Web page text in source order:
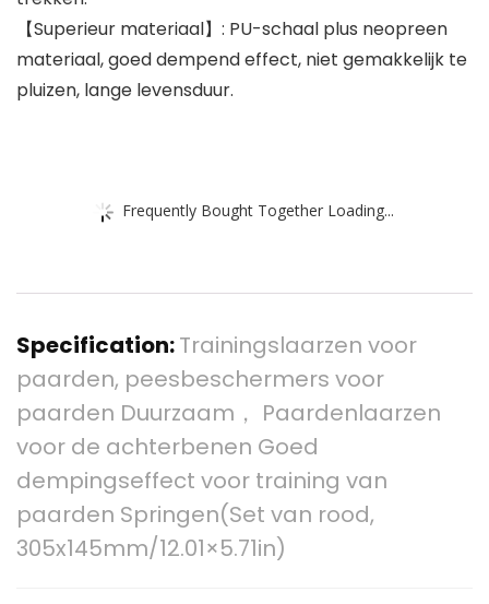
【Superieur materiaal】: PU-schaal plus neopreen
materiaal, goed dempend effect, niet gemakkelijk te
pluizen, lange levensduur.
Frequently Bought Together Loading...
Specification:Trainingslaarzen voor
paarden, peesbeschermers voor
paarden Duurzaam， Paardenlaarzen
voor de achterbenen Goed
dempingseffect voor training van
paarden Springen(Set van rood,
305x145mm/12.01×5.71in)